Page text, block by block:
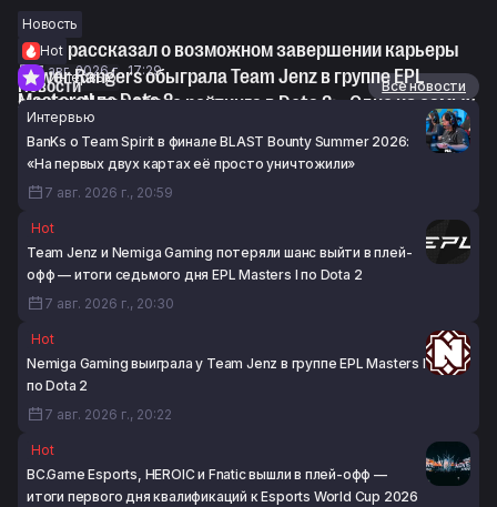
Новость
Astini рассказал о возможном завершении карьеры
7 авг. 2026 г., 17:29
Hot
Power Rangers обыграла Team Jenz в группе EPL
Masters I по Dota 2
7 авг. 2026 г., 17:24
Интервью
syndereN про сброс рейтинга в Dota 2: «Одно из самых
значительных изменений за последние пять лет»
7 авг. 2026 г., 16:22
Новости
Все новости
Интервью
BanKs о Team Spirit в финале BLAST Bounty Summer 2026:
«На первых двух картах её просто уничтожили»
7 авг. 2026 г., 20:59
Hot
Team Jenz и Nemiga Gaming потеряли шанс выйти в плей-
офф — итоги седьмого дня EPL Masters I по Dota 2
7 авг. 2026 г., 20:30
Hot
Nemiga Gaming выиграла у Team Jenz в группе EPL Masters I
по Dota 2
7 авг. 2026 г., 20:22
Hot
BC.Game Esports, HEROIC и Fnatic вышли в плей-офф —
итоги первого дня квалификаций к Esports World Cup 2026